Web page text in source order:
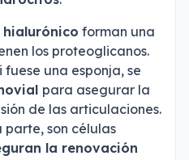
forman una
los proteoglicanos.
una esponja, se
para asegurar la
de las articulaciones.
parte, son células
la renovación